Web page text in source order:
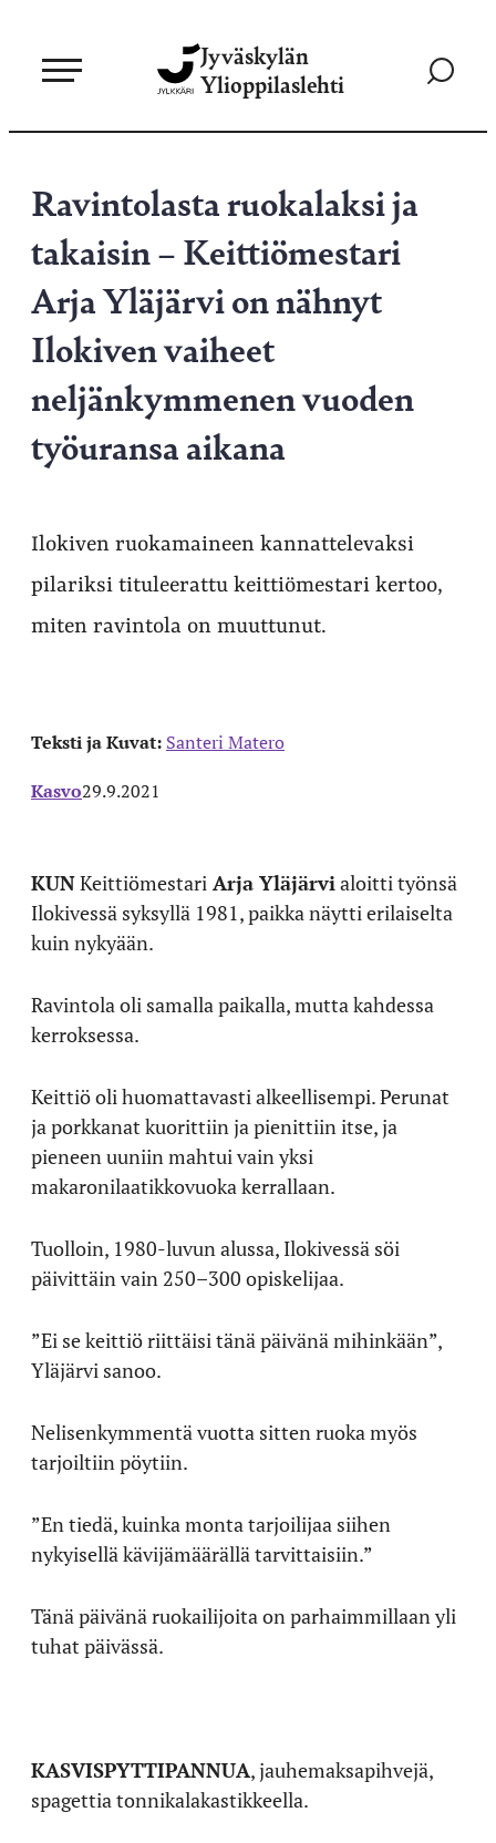
sisältöön
Jyväskylän
Ylioppilaslehti
Siirry
Ravintolasta ruokalaksi ja
takaisin – Keittiömestari
Arja Yläjärvi on nähnyt
Ilokiven vaiheet
neljänkymmenen vuoden
työuransa aikana
Ilokiven ruokamaineen kannattelevaksi
pilariksi tituleerattu keittiömestari kertoo,
miten ravintola on muuttunut.
Teksti ja Kuvat: Santeri Matero
Kasvo29.9.2021
KUNKeittiömestari Arja Yläjärvialoitti työnsä
Ilokivessä syksyllä 1981, paikka näytti erilaiselta
kuin nykyään.
Ravintola oli samalla paikalla, mutta kahdessa
kerroksessa.
Keittiö oli huomattavasti alkeellisempi. Perunat
ja porkkanat kuorittiin ja pienittiin itse, ja
pieneen uuniin mahtui vain yksi
makaronilaatikkovuoka kerrallaan.
Tuolloin, 1980-luvun alussa, Ilokivessä söi
päivittäin vain 250–300 opiskelijaa.
”Ei se keittiö riittäisi tänä päivänä mihinkään”,
Yläjärvi sanoo.
Nelisenkymmentä vuotta sitten ruoka myös
tarjoiltiin pöytiin.
”En tiedä, kuinka monta tarjoilijaa siihen
nykyisellä kävijämäärällä tarvittaisiin.”
Tänä päivänä ruokailijoita on parhaimmillaan yli
tuhat päivässä.
KASVISPYTTIPANNUA, jauhemaksapihvejä,
spagettia tonnikalakastikkeella.